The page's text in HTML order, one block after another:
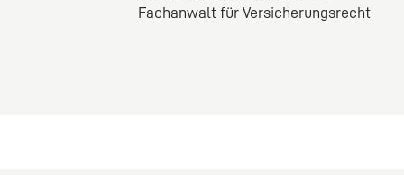
Fachanwalt für Versicherungsrecht